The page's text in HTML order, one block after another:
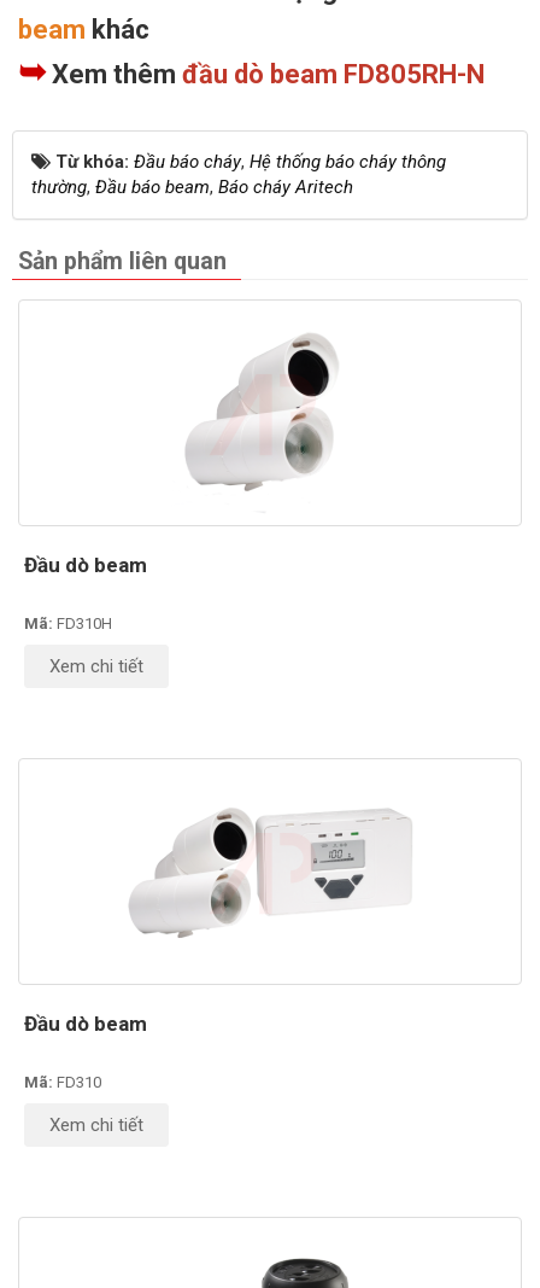
beam khác
➥Xem thêm đầu dò beam FD805RH-N
Từ khóa: Đầu báo cháy, Hệ thống báo cháy thông
thường, Đầu báo beam, Báo cháy Aritech
Sản phẩm liên quan
Đầu dò beam
Mã: FD310H
Xem chi tiết
Đầu dò beam
Mã: FD310
Xem chi tiết